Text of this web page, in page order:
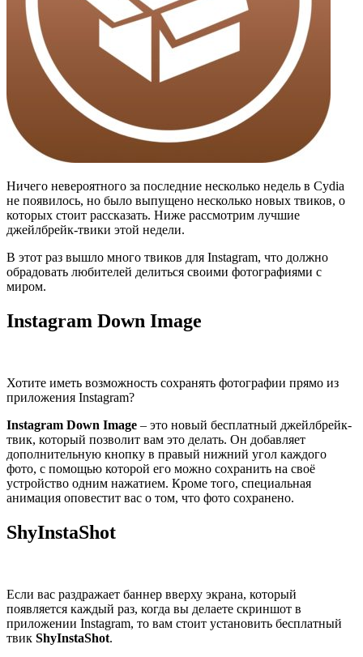
Ничего невероятного за последние несколько недель в Cydia
не появилось, но было выпущено несколько новых твиков, о
которых стоит рассказать. Ниже рассмотрим лучшие
джейлбрейк-твики этой недели.
В этот раз вышло много твиков для Instagram, что должно
обрадовать любителей делиться своими фотографиями с
миром.
Instagram Down Image
Хотите иметь возможность сохранять фотографии прямо из
приложения Instagram?
Instagram Down Image – это новый бесплатный джейлбрейк-
твик, который позволит вам это делать. Он добавляет
дополнительную кнопку в правый нижний угол каждого
фото, с помощью которой его можно сохранить на своё
устройство одним нажатием. Кроме того, специальная
анимация оповестит вас о том, что фото сохранено.
ShyInstaShot
Если вас раздражает баннер вверху экрана, который
появляется каждый раз, когда вы делаете скриншот в
приложении Instagram, то вам стоит установить бесплатный
твик ShyInstaShot.